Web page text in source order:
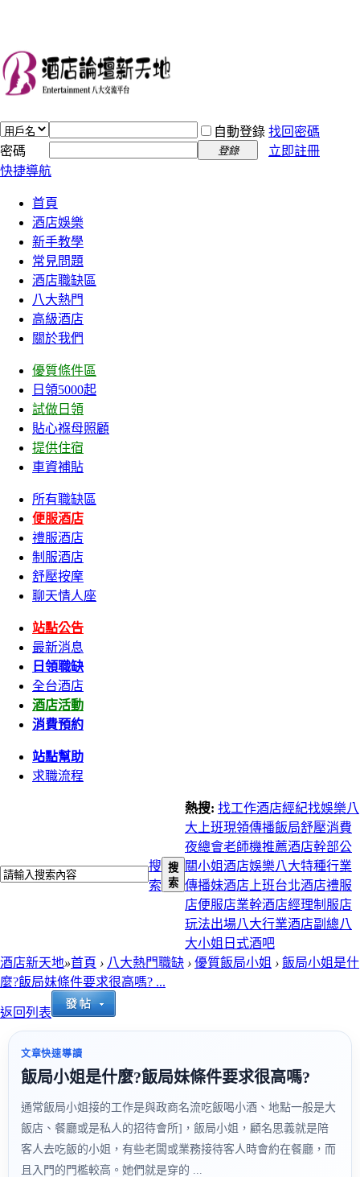
自動登錄 找回密碼
密碼
登錄
立即註冊
快捷導航
首頁
酒店娛樂
新手教學
常見問題
酒店職缺區
八大熱門
高級酒店
關於我們
優質條件區
日領5000起
試做日領
貼心褓母照顧
提供住宿
車資補貼
所有職缺區
便服酒店
禮服酒店
制服酒店
舒壓按摩
聊天情人座
站點公告
最新消息
日領職缺
全台酒店
酒店活動
消費預約
站點幫助
求職流程
搜
索
搜
索
熱搜: 找工作酒店經紀找娛樂八
大上班現領傳播飯局舒壓消費
夜總會老師機推薦酒店幹部公
關小姐酒店娛樂八大特種行業
傳播妹酒店上班台北酒店禮服
店便服店業幹酒店經理制服店
玩法出場八大行業酒店副總八
大小姐 日式酒吧
酒店新天地»首頁 › 八大熱門職缺 › 優質飯局小姐 › 飯局小姐是什
麼?飯局妹條件要求很高嗎? ...
返回列表
文章快速導讀
飯局小姐是什麼?飯局妹條件要求很高嗎?
通常飯局小姐接的工作是與政商名流吃飯喝小酒、地點一般是大
飯店、餐廳或是私人的招待會所]，飯局小姐，顧名思義就是陪
客人去吃飯的小姐，有些老闆或業務接待客人時會約在餐廳，而
且入門的門檻較高。她們就是穿的 ...